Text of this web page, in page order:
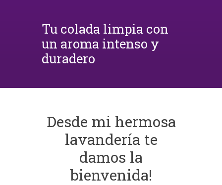
Tu colada limpia con
un aroma intenso y
duradero
Desde mi hermosa
lavandería te
damos la
bienvenida!